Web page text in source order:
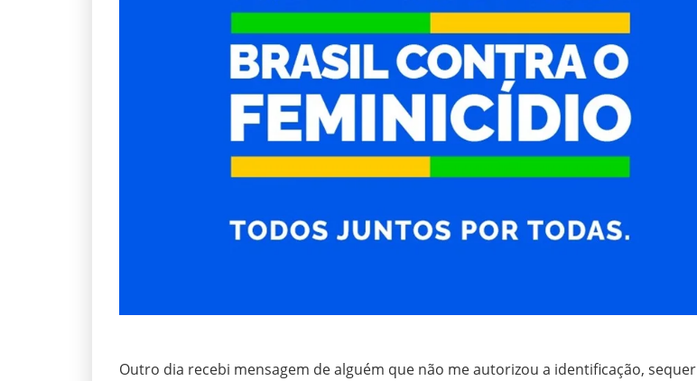
Outro dia recebi mensagem de alguém que não me autorizou a identificação, sequer